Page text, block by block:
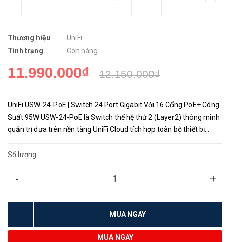
Thương hiệu
UniFi
Tình trạng
Còn hàng
11.990.000₫ 12.150.000₫
UniFi USW-24-PoE | Switch 24 Port Gigabit Với 16 Cổng PoE+ Công
Suất 95W USW-24-PoE là Switch thế hệ thứ 2 (Layer2) thông minh
quản trị dựa trên nền tàng UniFi Cloud tích hợp toàn bộ thiết bị
Số lượng:
- +
MUA NGAY
MUA NGAY